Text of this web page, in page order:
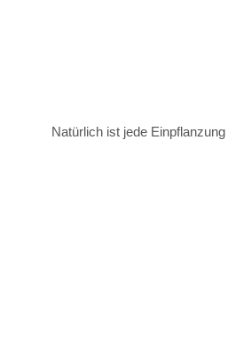
Natürlich ist jede